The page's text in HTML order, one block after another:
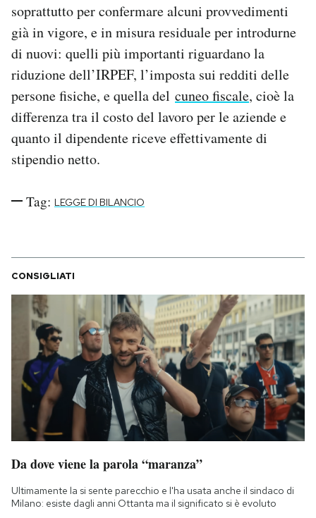
Regala il Post
Hai bisogno di aiuto?
soprattutto per confermare alcuni provvedimenti
già in vigore, e in misura residuale per introdurne
di nuovi: quelli più importanti riguardano la
riduzione dell’IRPEF, l’imposta sui redditi delle
persone fisiche, e quella del cuneo fiscale, cioè la
differenza tra il costo del lavoro per le aziende e
quanto il dipendente riceve effettivamente di
stipendio netto.
Tag: LEGGE DI BILANCIO
CONSIGLIATI
Da dove viene la parola “maranza”
Ultimamente la si sente parecchio e l'ha usata anche il sindaco di
Milano: esiste dagli anni Ottanta ma il significato si è evoluto